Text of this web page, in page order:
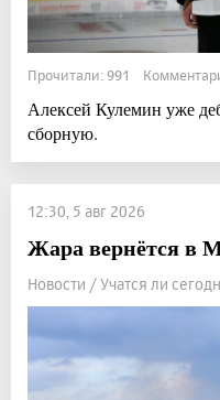
Прочитали: 991
Алексей Кулемин уже
сборную.
12:30, 5 авг 2026
Жара вернётся в
Новости / Учатся ли